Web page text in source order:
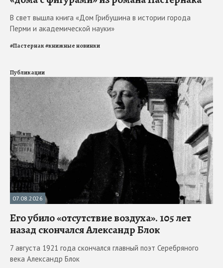
В свет вышла книга «Дом Грибушина в истории города
Перми и академической науки»
#Пастернак#книжные новинки
Публикации
07.08.2026
Его убило «отсутствие воздуха». 105 лет
назад скончался Александр Блок
7 августа 1921 года скончался главный поэт Серебряного
века Александр Блок